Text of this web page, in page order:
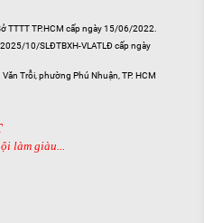
TTTT TP.HCM cấp ngày 15/06/2022.
10/SLĐTBXH-VLATLĐ cấp ngày
Trỗi, phường Phú Nhuận, TP. HCM
làm giàu...